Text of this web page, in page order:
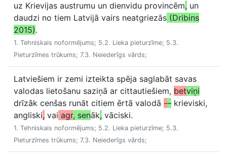
uz Krievijas austrumu un dienvidu provincēm, un
daudzi no tiem Latvijā vairs neatgriezās (Dribins
2015).
1. Tehniskais noformējums; 5.2. Lieka pieturzīme; 5.3.
Pieturzīmes trūkums; 7.3. Neiederīgs vārds;
Latviešiem ir zemi izteikta spēja saglabāt savas
valodas lietošanu saziņā ar cittautiešiem, betviņi
drīzāk cenšas runāt citiem ērtā valodā -– krieviski,
angliski, vai agr, senāk, vāciski.
1. Tehniskais noformējums; 5.2. Lieka pieturzīme; 5.3.
Pieturzīmes trūkums; 7.3. Neiederīgs vārds;